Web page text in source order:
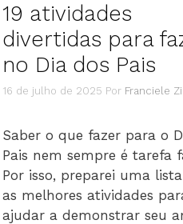
19 atividades
divertidas para
no Dia dos Pais
16 de julho de 2025 Por Franciele
Saber o que fazer para o
Pais nem sempre é tarefa
Por isso, preparei uma
as melhores atividades
ajudar a demonstrar seu